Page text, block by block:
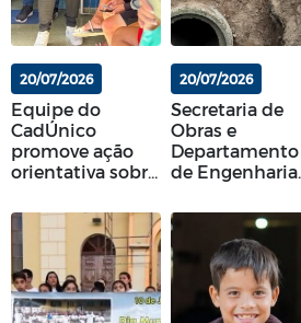
20/07/2026
Equipe do
CadÚnico
promove ação
orientativa sobre
Tarifa Social de
Energia Elétrica
20/07/2026
Secretaria de
Obras e
Departamento
de Engenharia
vistorias
técnicas e
mapeiam novas
demandas nos
bairros